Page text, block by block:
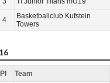
4
Basketballclub Kufstein
Towers
Pl Team